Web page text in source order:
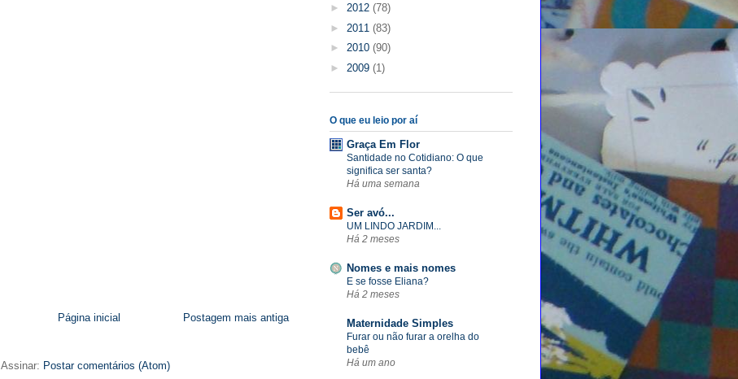
Postagem mais antiga
Página inicial
Assinar: Postar comentários (Atom)
► 2012 (78)
► 2011 (83)
► 2010 (90)
► 2009 (1)
O que eu leio por aí
Graça Em Flor
Santidade no Cotidiano: O que
significa ser santa?
Há uma semana
Ser avó...
UM LINDO JARDIM...
Há 2 meses
Nomes e mais nomes
E se fosse Eliana?
Há 2 meses
Maternidade Simples
Furar ou não furar a orelha do
bebê
Há um ano